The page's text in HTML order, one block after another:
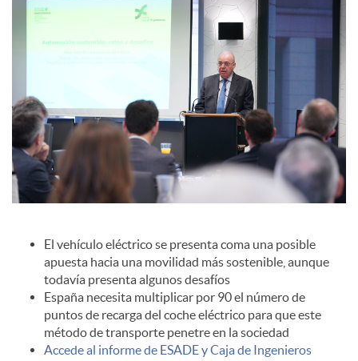
o
t
e
El vehículo eléctrico se presenta coma una posible
apuesta hacia una movilidad más sostenible, aunque
todavía presenta algunos desafíos
España necesita multiplicar por 90 el número de
puntos de recarga del coche eléctrico para que este
método de transporte penetre en la sociedad
Accede al informe de ESADE y Caja de Ingenieros